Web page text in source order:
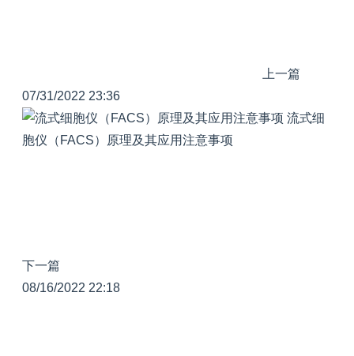
上一篇
07/31/2022 23:36
流式细
胞仪（FACS）原理及其应用注意事项
下一篇
08/16/2022 22:18